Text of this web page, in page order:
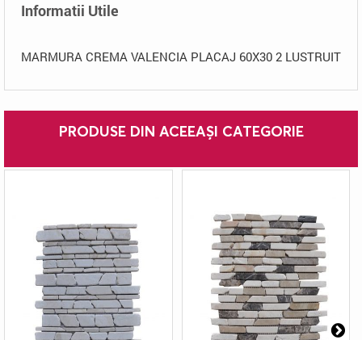
Informatii Utile
MARMURA CREMA VALENCIA PLACAJ 60X30 2 LUSTRUIT
PRODUSE DIN ACEEAȘI CATEGORIE